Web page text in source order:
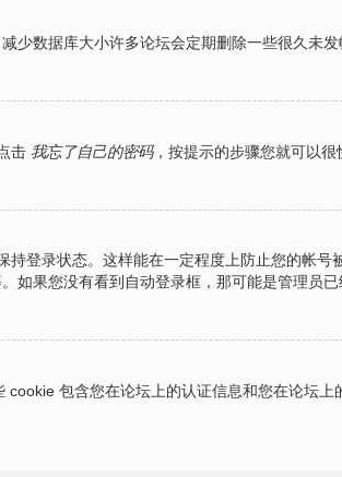
少数据库大小许多论坛会定期删除一些很久未
击 我忘了自己的密码，按提示的步骤您就可以很
登录状态。这样能在一定程度上防止您的帐号
果您没有看到自动登录框，那可能是管理员已
包含您在论坛上的认证信息和您在论坛